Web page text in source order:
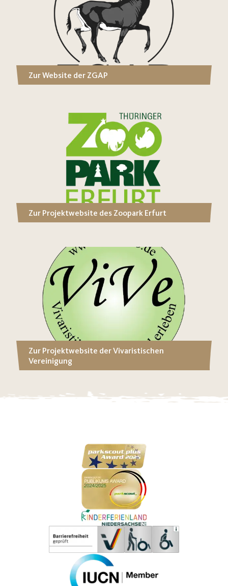
Zur Website der ZGAP
Zur Projektwebsite des Zoopark Erfurt
Zur Projektwebsite der Vivaristischen
Vereinigung